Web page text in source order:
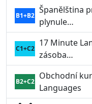
B1+B2
Španělština
plynule…
C1+C2
17 Minute
zásoba…
B2+C2
Obchodní
Languages